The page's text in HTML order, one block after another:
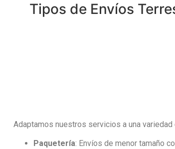
Tipos de Envíos
Adaptamos nuestros servicios a una
Paquetería: Envíos de menor tamaño